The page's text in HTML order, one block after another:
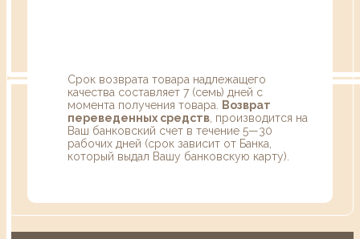
Срок возврата товара надлежащего
качества составляет 7 (семь) дней с
момента получения товара.
Возврат
переведенных средств , производится на
Ваш банковский счет в течение 5—30
рабочих дней (срок зависит от Банка,
который выдал Вашу банковскую карту).